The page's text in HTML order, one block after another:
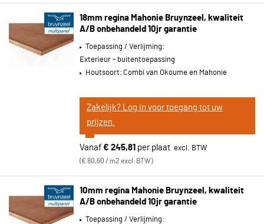
18mm regina Mahonie Bruynzeel, kwaliteit
A/B onbehandeld 10jr garantie
Toepassing / Verlijming:
Exterieur - buitentoepassing
Houtsoort: Combi van Okoume en Mahonie
Zakelijk? Log in voor toegang tot uw
prijzen.
Vanaf € 245,81 per plaat
€ 80,60 / m2 excl. BTW
10mm regina Mahonie Bruynzeel, kwaliteit
A/B onbehandeld 10jr garantie
Toepassing / Verlijming: